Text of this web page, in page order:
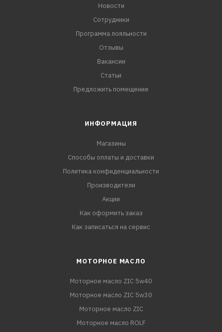
Новости
Сотрудники
Программа лояльности
Отзывы
Вакансии
Статьи
Предложить помещение
ИНФОРМАЦИЯ
Магазины
Способы оплаты и доставки
Политика конфиденциальности
Производители
Акции
Как оформить заказ
Как записаться на сервис
МОТОРНОЕ МАСЛО
Моторное масло ZIC 5w40
Моторное масло ZIC 5w30
Моторное масло ZIC
Моторное масло ROLF